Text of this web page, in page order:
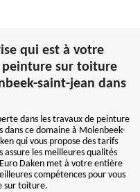
qui est à votre
peinture sur toiture
saint-jean dans
dans les travaux de peinture
ce domaine à Molenbeek-
qui vous propose des tarifs
les meilleures qualités
Daken met à votre entière
compétences pour vous
sur toiture.